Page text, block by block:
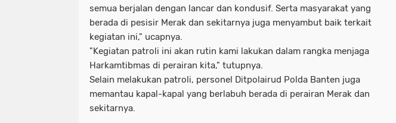
semua berjalan dengan lancar dan kondusif. Serta masyarakat yang
berada di pesisir Merak dan sekitarnya juga menyambut baik terkait
kegiatan ini," ucapnya.
"Kegiatan patroli ini akan rutin kami lakukan dalam rangka menjaga
Harkamtibmas di perairan kita," tutupnya.
Selain melakukan patroli, personel Ditpolairud Polda Banten juga
memantau kapal-kapal yang berlabuh berada di perairan Merak dan
sekitarnya.